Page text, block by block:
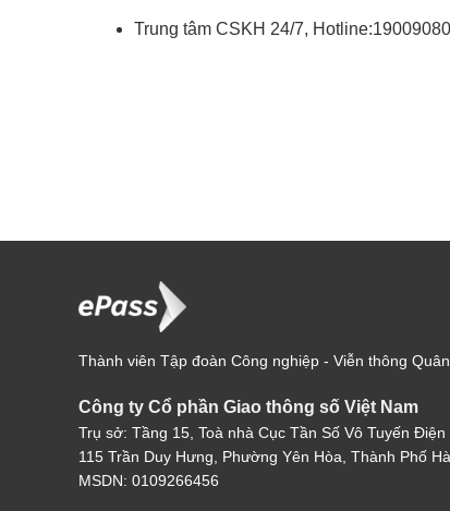
Trung tâm CSKH 24/7, Hotline:19009080
Thành viên Tập đoàn Công nghiệp - Viễn thông
Công ty Cổ phần Giao thông số Việt Nam
Trụ sở: Tầng 15, Toà nhà Cục Tần Số Vô Tuyến Điện
115 Trần Duy Hưng, Phường Yên Hòa, Thành Phố
MSDN: 0109266456